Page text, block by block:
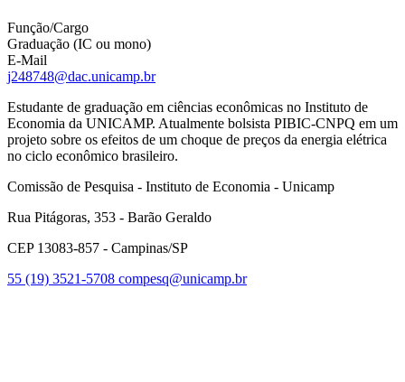
Função/Cargo
Graduação (IC ou mono)
E-Mail
j248748@dac.unicamp.br
Estudante de graduação em ciências econômicas no Instituto de
Economia da UNICAMP. Atualmente bolsista PIBIC-CNPQ em um
projeto sobre os efeitos de um choque de preços da energia elétrica
no ciclo econômico brasileiro.
Comissão de Pesquisa - Instituto de Economia - Unicamp
Rua Pitágoras, 353 - Barão Geraldo
CEP 13083-857 - Campinas/SP
55 (19) 3521-5708 compesq@unicamp.br